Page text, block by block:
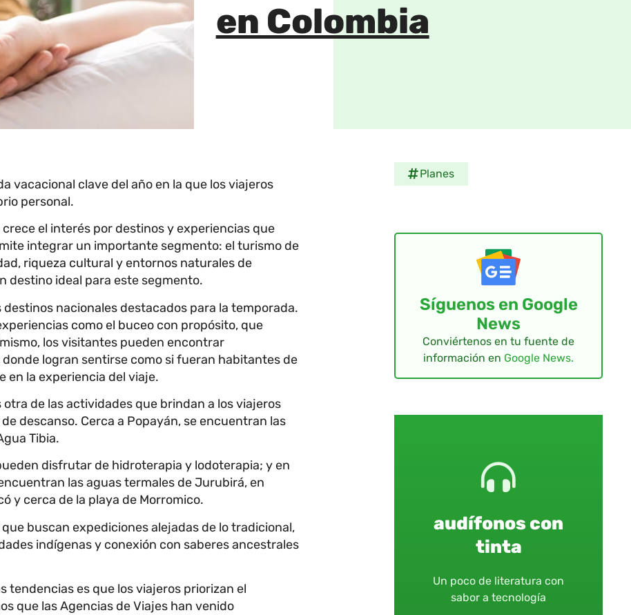
en Colombia
vacacional clave del año en la que los viajeros
personal.
el interés por destinos y experiencias que
integrar un importante segmento: el turismo de
riqueza cultural y entornos naturales de
destino ideal para este segmento.
nacionales destacados para la temporada.
como el buceo con propósito, que
los visitantes pueden encontrar
logran sentirse como si fueran habitantes de
en la experiencia del viaje.
de las actividades que brindan a los viajeros
descanso. Cerca a Popayán, se encuentran las
Tibia.
disfrutar de hidroterapia y lodoterapia; y en
las aguas termales de Jurubirá, en
y cerca de la playa de Morromico.
buscan expediciones alejadas de lo tradicional,
indígenas y conexión con saberes ancestrales
tendencias es que los viajeros priorizan el
que las Agencias de Viajes han venido
Planes
Síguenos en Google
News
Conviértenos en tu fuente de
información en Google News.
audífonos con
tinta
Un poco de literatura con
sabor a tecnología